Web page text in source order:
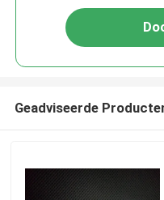
Geadviseerde